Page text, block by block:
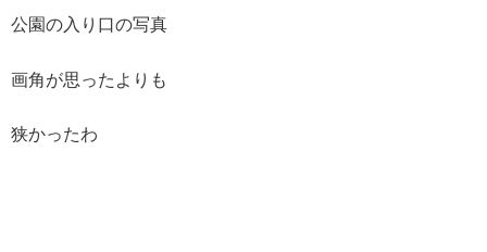
公園の入り口の写真
画角が思ったよりも
狭かったわ